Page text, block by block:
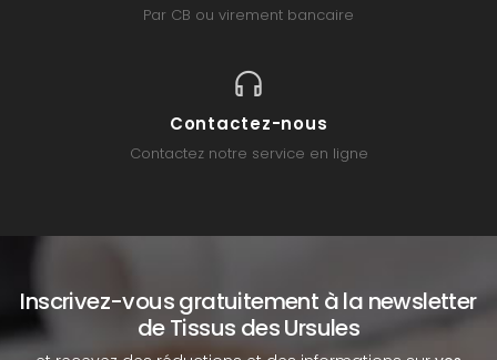
Par CB ou virement bancaire
Contactez-nous
Contactez notre service en ligne
Inscrivez-vous gratuitement à la newsletter
de Tissus des Ursules